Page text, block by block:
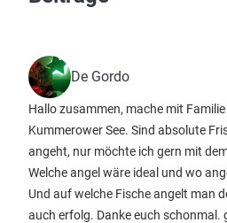
De Gordo
Hallo zusammen, mache mit
Kummerower See. Sind absolute
angeht, nur möchte ich gern mit
Welche angel wäre ideal und wo
Und auf welche Fische angelt man
auch erfolg. Danke euch schonmal.